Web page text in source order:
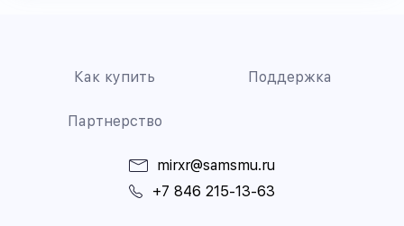
Как купить Поддержка
Партнерство
mirxr@samsmu.ru
+7 846 215-13-63